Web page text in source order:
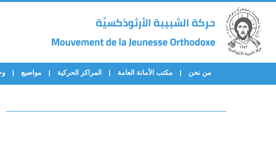
من نحن مكتب الأمانة العامة المراكز الحركية مواضيع